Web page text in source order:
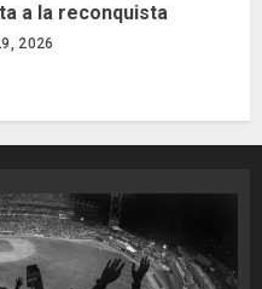
a la reconquista
2026